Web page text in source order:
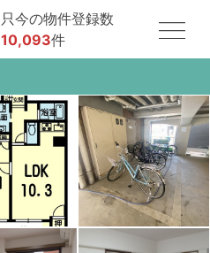
只今の物件登録数
10,093件